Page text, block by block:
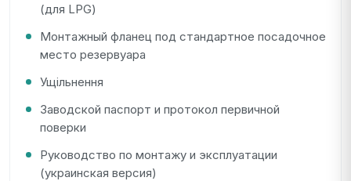
(для LPG)
Монтажный фланец под стандартное посадочное
место резервуара
Ущільнення
Заводской паспорт и протокол первичной
поверки
Руководство по монтажу и эксплуатации
(украинская версия)